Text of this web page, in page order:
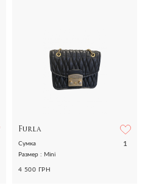
Furla
1
Сумка
Размер : Mini
4 500 ГРН